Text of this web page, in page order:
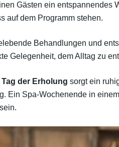
Gästen ein entspannendes
auf dem Programm stehen.
Behandlungen und
Gelegenheit, dem Alltag zu
Tag der Erholung sorgt ein
Ein Spa-Wochenende in